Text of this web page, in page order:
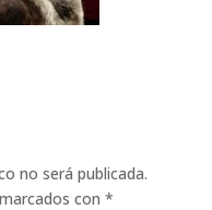
no será publicada.
con *